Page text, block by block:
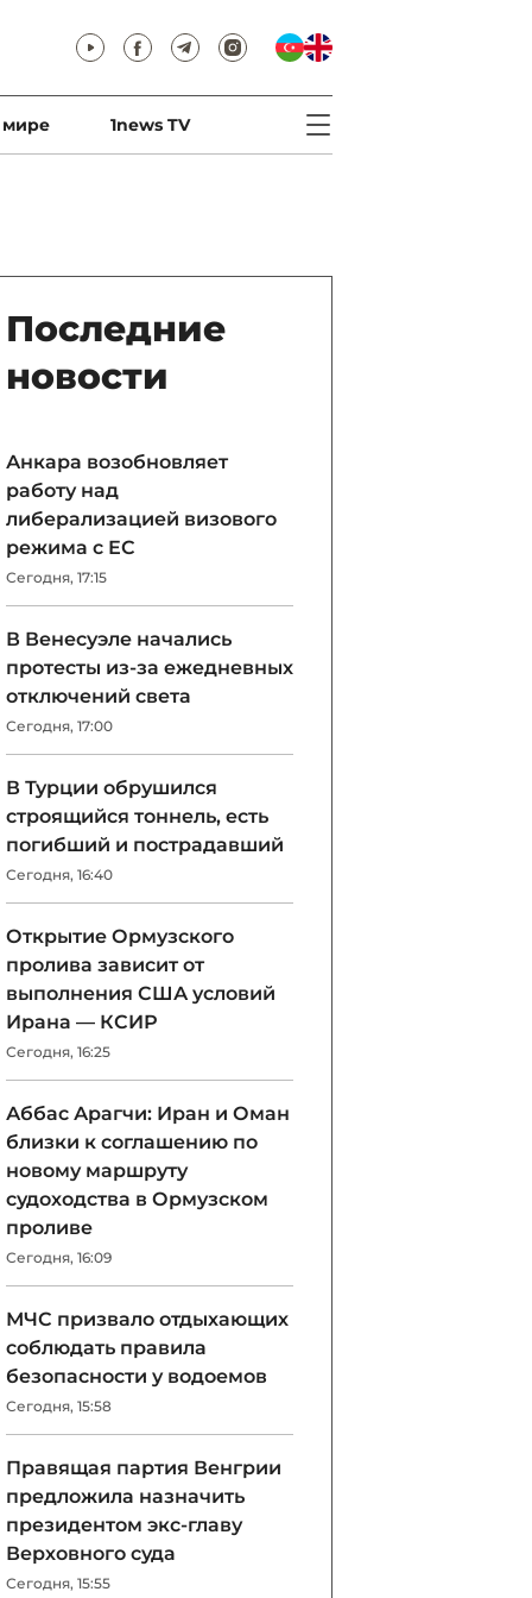
мире 1news TV
Последние
новости
Анкара возобновляет
работу над
либерализацией визового
режима с ЕС
Сегодня, 17:15
В Венесуэле начались
протесты из-за ежедневных
отключений света
Сегодня, 17:00
В Турции обрушился
строящийся тоннель, есть
погибший и пострадавший
Сегодня, 16:40
Открытие Ормузского
пролива зависит от
выполнения США условий
Ирана — КСИР
Сегодня, 16:25
Аббас Арагчи: Иран и Оман
близки к соглашению по
новому маршруту
судоходства в Ормузском
проливе
Сегодня, 16:09
МЧС призвало отдыхающих
соблюдать правила
безопасности у водоемов
Сегодня, 15:58
Правящая партия Венгрии
предложила назначить
президентом экс-главу
Верховного суда
Сегодня, 15:55